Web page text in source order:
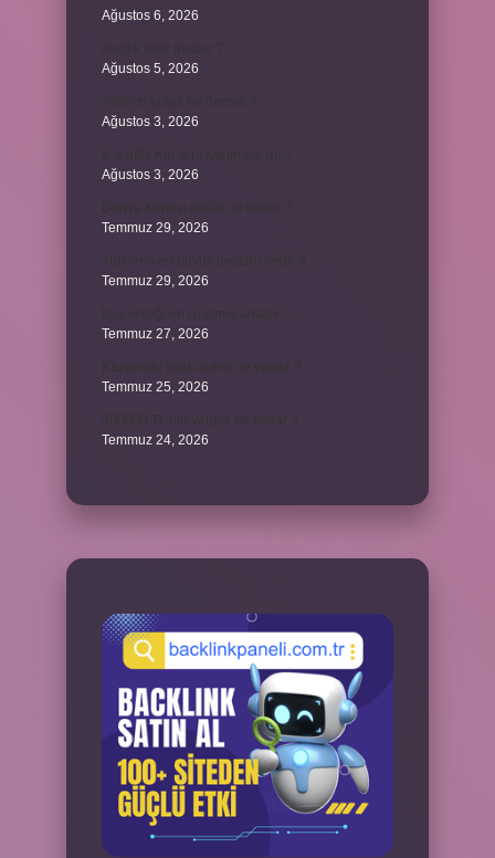
Ağustos 6, 2026
Ağustos 5, 2026
Ağustos 3, 2026
Ağustos 3, 2026
Temmuz 29, 2026
Temmuz 29, 2026
Temmuz 27, 2026
Temmuz 25, 2026
Temmuz 24, 2026